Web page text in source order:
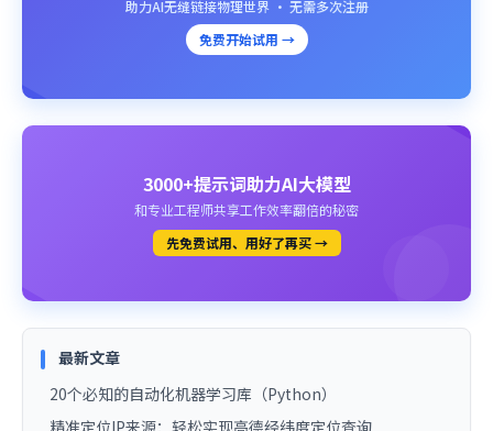
助力AI无缝链接物理世界 · 无需多次注册
免费开始试用 →
3000+提示词助力AI大模型
和专业工程师共享工作效率翻倍的秘密
先免费试用、用好了再买 →
最新文章
20个必知的自动化机器学习库（Python）
精准定位IP来源：轻松实现高德经纬度定位查询